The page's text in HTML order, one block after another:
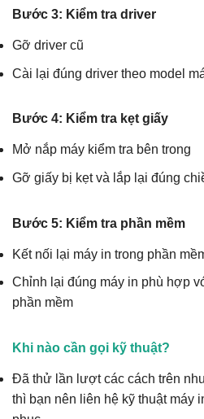
Bước 3: Kiểm tra driver
Gỡ driver cũ
Cài lại đúng driver theo model
Bước 4: Kiểm tra kẹt giấy
Mở nắp máy kiểm tra bên trong
Gỡ giấy bị kẹt và lắp lại đúng
Bước 5: Kiểm tra phần mềm
Kết nối lại máy in trong phần
Chỉnh lại đúng máy in phù hợp
phần mềm
Khi nào cần gọi kỹ thuật?
Đã thử lần lượt các cách trên
thì bạn nên liên hệ kỹ thuật máy